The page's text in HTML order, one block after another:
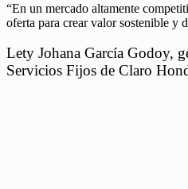
“En un mercado altamente
oferta para crear valor sostenible y
Lety Johana García Godoy,
Servicios Fijos de Claro